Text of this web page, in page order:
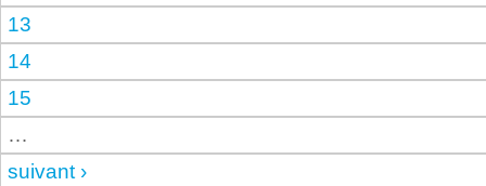
13
14
15
…
suivant ›